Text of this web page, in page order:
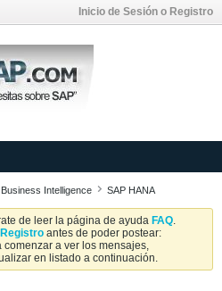
Inicio de Sesión o Registro
Intelligence SAP HANA
de leer la página de ayuda FAQ.
Registro antes de poder postear:
comenzar a ver los mensajes,
en listado a continuación.